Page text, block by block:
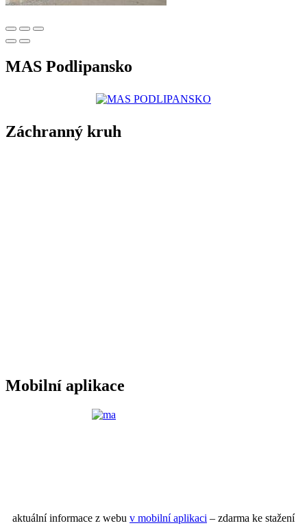
MAS Podlipansko
Záchranný kruh
Mobilní aplikace
aktuální informace z webu v mobilní aplikaci – zdarma ke stažení